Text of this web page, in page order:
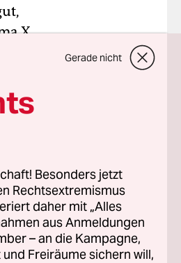
X
die
Gerade nicht
Besonders jetzt
Rechtsextremismus
daher mit „Alles
aus Anmeldungen
– an die Kampagne,
Freiräume sichern will,